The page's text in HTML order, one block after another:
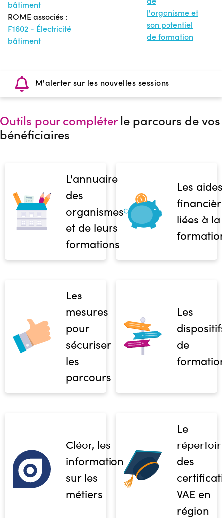
bâtiment
ROME associés :
F1602 - Électricité
bâtiment
l'organisme et
son potentiel
de formation
M'alerter sur les nouvelles sessions
Outils pour compléterle parcours de vos
bénéficiaires
L'annuaire
des
organismes
et de leurs
formations
Les aides
liées à la
Les
mesures
pour
sécuriser
les
parcours
Les
de
Cléor, les
informations
sur les
métiers
Le
des
VAE en
région